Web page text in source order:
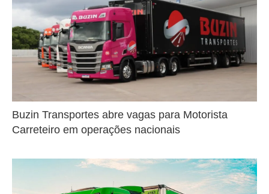
Buzin Transportes abre vagas para Motorista
Carreteiro em operações nacionais